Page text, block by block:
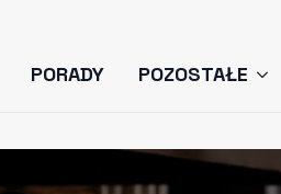
PORADY POZOSTAŁE